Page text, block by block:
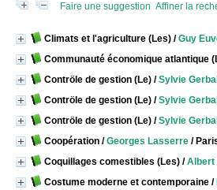
Faire une suggestion Affiner la
Climats et l'agriculture (Les) /Guy
Communauté économique atlantique
Contröle de gestion (Le) /Sylvie
Contröle de gestion (Le) /Sylvie
Contröle de gestion (Le) /Sylvie
Coopération /Georges Lasserre /
Coquillages comestibles (Les) /Albert
Costume moderne et contemporaine /